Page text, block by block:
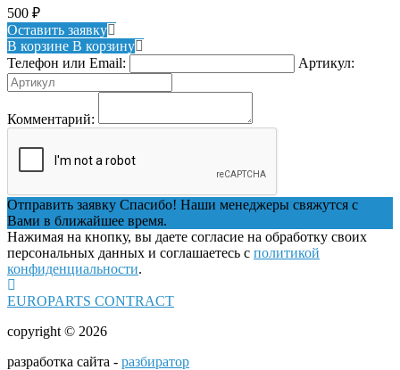
500 ₽
Оставить заявку
В корзине В корзину
Телефон или Email:
Артикул:
Комментарий:
Отправить заявку Спасибо! Наши менеджеры свяжутся с
Вами в ближайшее время.
Нажимая на кнопку, вы даете согласие на обработку своих
персональных данных и соглашаетесь с политикой
конфиденциальности.
EUROPARTS CONTRACT
copyright © 2026
разработка сайта - разбиратор